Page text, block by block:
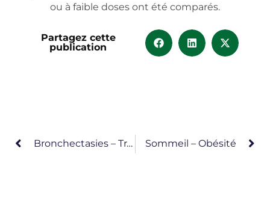
ou à faible doses ont été comparés.
Partagez cette
publication
Bronchectasies – Traitement – Aérosols Sommeil – Obésité